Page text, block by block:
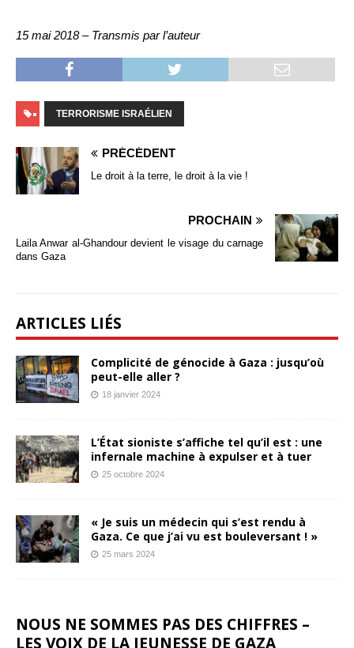
15 mai 2018 – Transmis par l’auteur
TERRORISME ISRAÉLIEN
PRÉCÉDENT
Le droit à la terre, le droit à la vie !
PROCHAIN
Laila Anwar al-Ghandour devient le visage du carnage
dans Gaza
ARTICLES LIÉS
Complicité de génocide à Gaza : jusqu’où
peut-elle aller ?
18 janvier 2024
L’État sioniste s’affiche tel qu’il est : une
infernale machine à expulser et à tuer
25 octobre 2024
« Je suis un médecin qui s’est rendu à
Gaza. Ce que j’ai vu est bouleversant ! »
25 mars 2024
NOUS NE SOMMES PAS DES CHIFFRES –
LES VOIX DE LA JEUNESSE DE GAZA